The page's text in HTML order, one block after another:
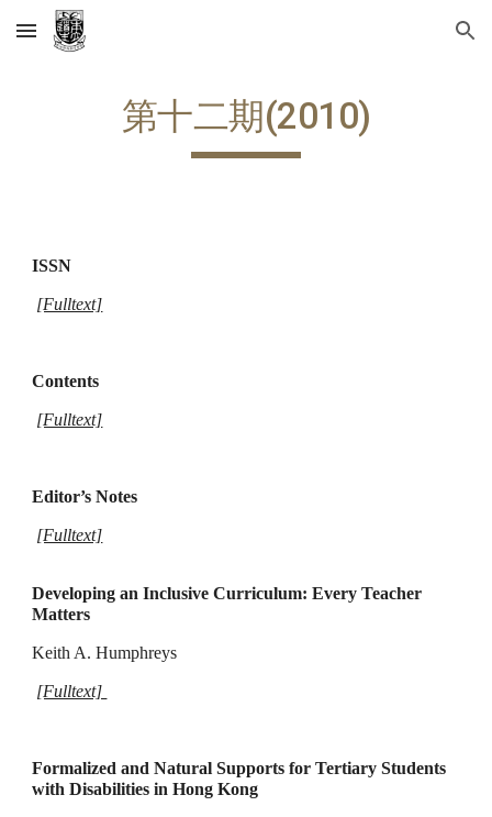
Skip to main content Skip to navigation
第十二期(2010)
ISSN
[Fulltext]
Contents
[Fulltext]
Editor’s Notes
[Fulltext]
Developing an Inclusive Curriculum: Every Teacher
Matters
Keith A. Humphreys
[Fulltext]
Formalized and Natural Supports for Tertiary Students
with Disabilities in Hong Kong